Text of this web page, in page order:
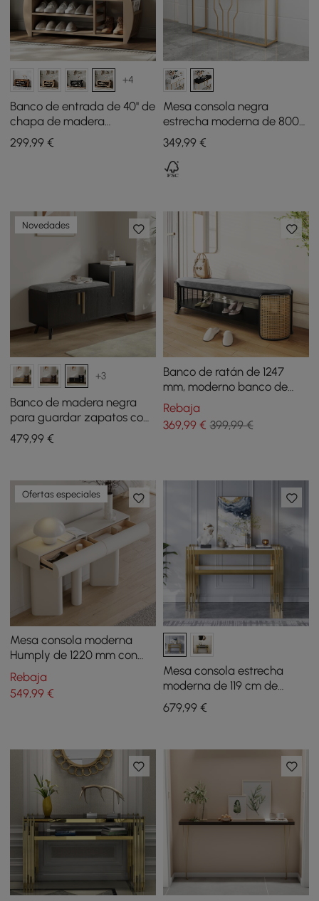
+4
Banco de entrada de 40'' de
chapa de madera
blanqueada con
almacenamiento de
299,99 €
Mesa consola negra
estrecha moderna de 800
mm con almacenamiento,
mesa de entrada de
madera con cajones
349,99€
Novedades
+3
Banco de madera negra
para guardar zapatos con
armario derecho para
entrada (1200 mm)
479,99 €
Banco de ratán de 1247
mm, moderno banco de
entrada tapizado gris y
natural con espacio para
guardar zapatos
Rebaja
369,99€ 399,99 €
Ofertas especiales
Mesa consola moderna
Humply de 1220 mm con
almacenamiento, de cuero
sintético
Rebaja
549,99 €
Mesa consola estrecha
moderna de 119 cm de
piedra sinterizada con
estante de
679,99€